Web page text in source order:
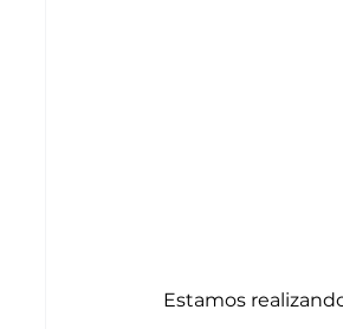
Estamos